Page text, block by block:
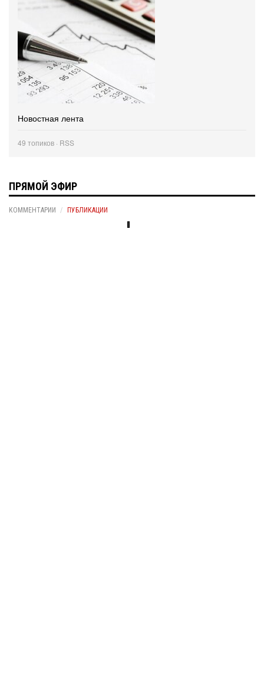
Новостная лента
49 топиков · RSS
ПРЯМОЙ ЭФИР
КОММЕНТАРИИ ПУБЛИКАЦИИ